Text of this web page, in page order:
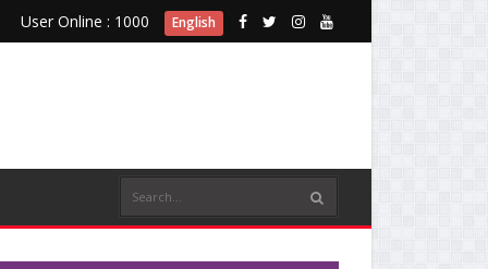
User Online : 1000 English